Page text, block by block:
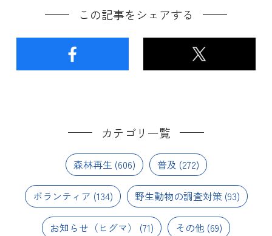
この記事をシェアする
カテゴリ一覧
森林再生 (606) 普及 (272)
ボランティア (134) 野生動物の調査対策 (93)
お知らせ（ヒグマ） (71) その他 (69)